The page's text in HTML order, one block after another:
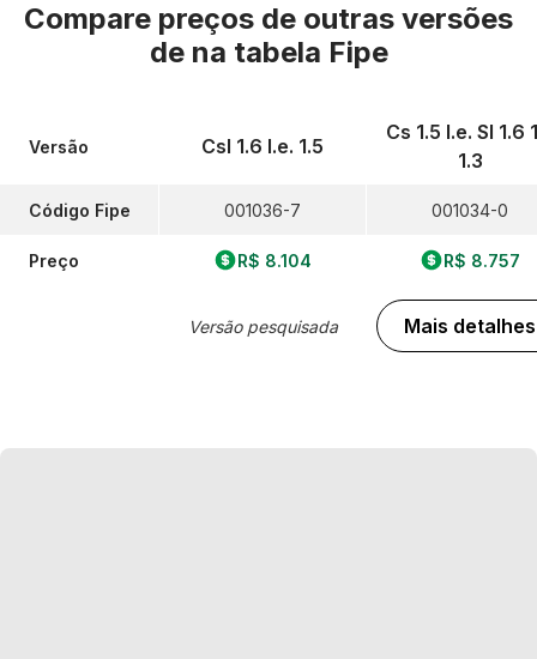
Compare preços de outras versões
de na tabela Fipe
Versão
Código Fipe
Preço
Csl 1.6 I.e. 1.5
001036-7
R$ 8.104
Versão pesquisada
Cs 1.5 I.e. Sl 1.6
1.3
001034-0
R$ 8.757
Mais detalhes